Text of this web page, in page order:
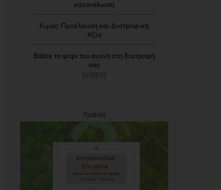
κατανάλωση
Κιμάς: Προέλευση και Διατροφική
Αξία
Βάλτε το ψάρι πιο συχνά στη διατροφή
σας
[VIDEO]
Προβολή